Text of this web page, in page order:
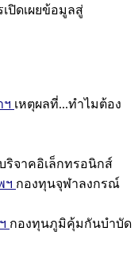
เปิดเผยข้อมูลสู่
ฯ เหตุผลที่...ทำไมต้อง
ริจาคอิเล็กทรอนิกส์
ฯ กองทุนจุฬาลงกรณ์
กองทุนภูมิคุ้มกันบำบัด